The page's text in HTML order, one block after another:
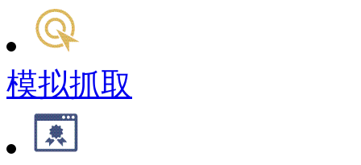
模拟抓取